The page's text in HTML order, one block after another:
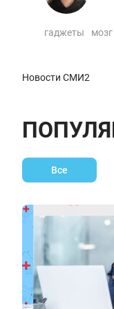
гаджеты мозг
Новости СМИ2
Все